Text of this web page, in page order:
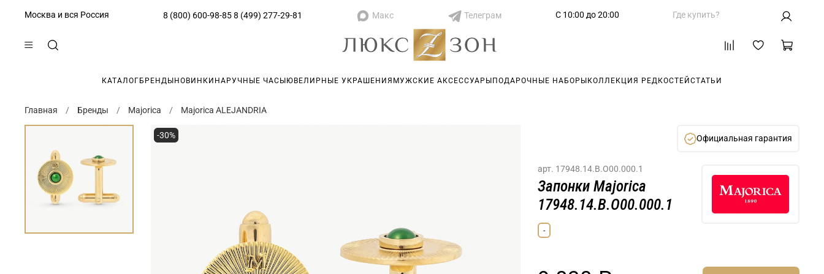
Москва и вся Россия 8 (800) 600-98-85 8 (499) 277-29-81 Макс Телеграм С 10:00 до 20:00 Где купить?
КАТАЛОГ БРЕНДЫ НОВИНКИ НАРУЧНЫЕ ЧАСЫ ЮВЕЛИРНЫЕ УКРАШЕНИЯ МУЖСКИЕ АКСЕССУАРЫ ПОДАРОЧНЫЕ НАБОРЫ КОЛЛЕКЦИЯ РЕДКОСТЕЙ СТАТЬИ
Главная Бренды Majorica Majorica ALEJANDRIA
-30% Официальная гарантия
арт. 17948.14.B.O00.000.1
Запонки Majorica
17948.14.B.O00.000.1
-